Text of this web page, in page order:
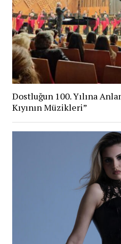
Dostluğun 100. Yılına
Kıyının Müzikleri”